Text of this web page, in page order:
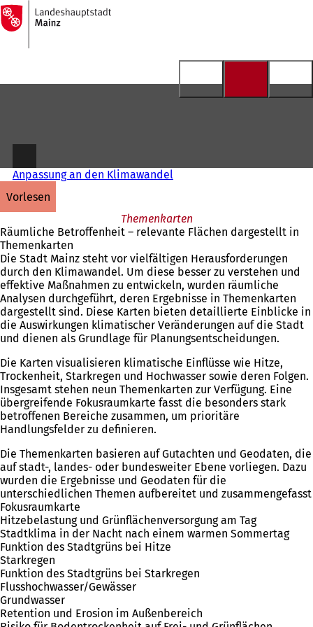
Inhalt anspringen
Zur
Startseite
Anpassung an den Klimawandel
vorlesen
Themenkarten
Räumliche Betroffenheit – relevante Flächen dargestellt in
Themenkarten
Die Stadt Mainz steht vor vielfältigen Herausforderungen
durch den Klimawandel. Um diese besser zu verstehen und
effektive Maßnahmen zu entwickeln, wurden räumliche
Analysen durchgeführt, deren Ergebnisse in Themenkarten
dargestellt sind. Diese Karten bieten detaillierte Einblicke in
die Auswirkungen klimatischer Veränderungen auf die Stadt
und dienen als Grundlage für Planungsentscheidungen.
Die Karten visualisieren klimatische Einflüsse wie Hitze,
Trockenheit, Starkregen und Hochwasser sowie deren Folgen.
Insgesamt stehen neun Themenkarten zur Verfügung. Eine
übergreifende Fokusraumkarte fasst die besonders stark
betroffenen Bereiche zusammen, um prioritäre
Handlungsfelder zu definieren.
Die Themenkarten basieren auf Gutachten und Geodaten, die
auf stadt-, landes- oder bundesweiter Ebene vorliegen. Dazu
wurden die Ergebnisse und Geodaten für die
unterschiedlichen Themen aufbereitet und zusammengefasst
Fokusraumkarte
Hitzebelastung und Grünflächenversorgung am Tag
Stadtklima in der Nacht nach einem warmen Sommertag
Funktion des Stadtgrüns bei Hitze
Starkregen
Funktion des Stadtgrüns bei Starkregen
Flusshochwasser/Gewässer
Grundwasser
Retention und Erosion im Außenbereich